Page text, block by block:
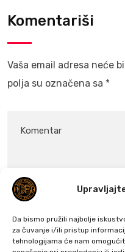
Da bismo pružili najbolje
za čuvanje i/ili pristup
tehnologijama će nam
Komentariši
Vaša email adresa neće
polja su označena sa *